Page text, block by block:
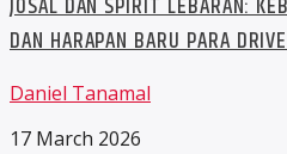
DAN HARAPAN BARU PARA
Daniel Tanamal
17 March 2026